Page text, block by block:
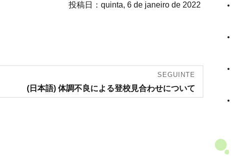
投稿日：quinta, 6 de janeiro de 2022
SEGUINTE
seguinte:
(日本語) 体調不良による登校見合わせについて